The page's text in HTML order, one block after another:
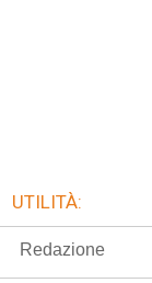
UTILITÀ:
Redazione